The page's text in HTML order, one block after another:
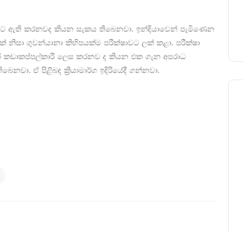
ඇති කරනවද කියන සැකය තිබෙනවා. ඉන්දියාවෙන් පැමිණෙන
ගුවන්යානා කිහිපයක්ම පරීක්ෂාවට ලක් කළා. පරීක්ෂා
ලෙස කරනව ද කියන එක ගැන අපරාධ
ඒ පිළිබඳ ක්‍රියාමාර්ග ඉදිරියේදී ගන්නවා.